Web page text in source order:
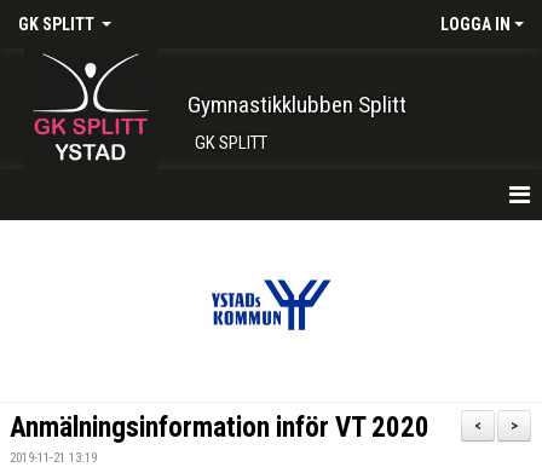
GK SPLITT LOGGA IN
Gymnastikklubben Splitt
GK SPLITT
INTRESSEANMÄLAN
>
<
Anmälningsinformation inför VT 2020
2019-11-21 13:19